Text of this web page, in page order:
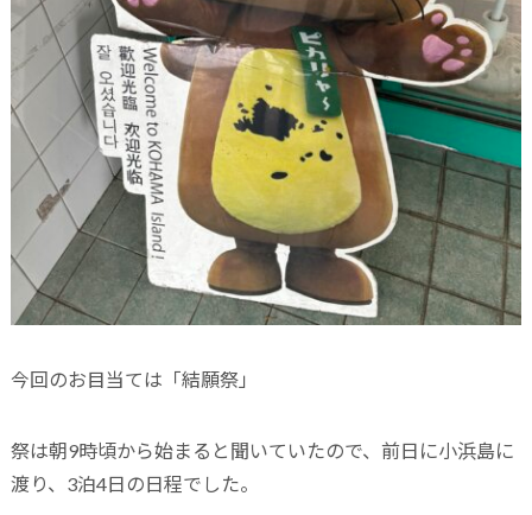
今回のお目当ては「結願祭」
祭は朝9時頃から始まると聞いていたので、前日に小浜島に
渡り、3泊4日の日程でした。